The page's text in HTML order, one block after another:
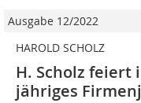
Ausgabe 12/2022
HAROLD SCHOLZ
H. Scholz feiert
jähriges